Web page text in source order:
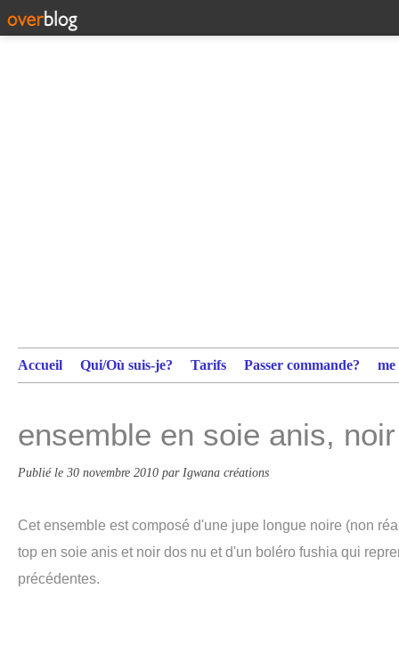
Accueil Qui/Où suis-je? Tarifs Passer commande?
ensemble en soie anis,
Publié le 30 novembre 2010 par Igwana créations
Cet ensemble est composé d'une jupe longue noire (non
top en soie anis et noir dos nu et d'un boléro fushia qui
précédentes.